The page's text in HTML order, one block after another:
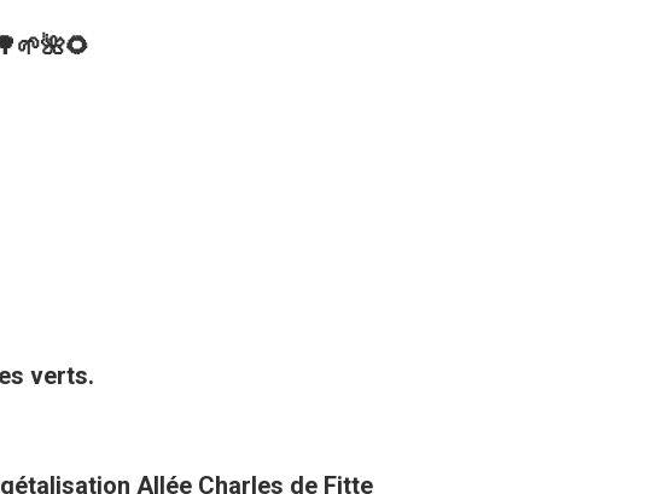
verts.
Allée Charles de Fitte